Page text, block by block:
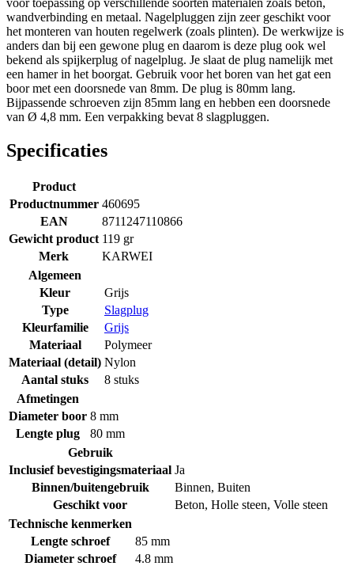
wandverbinding en metaal. Nagelpluggen zijn zeer geschikt voor
het monteren van houten regelwerk (zoals plinten). De werkwijze is
anders dan bij een gewone plug en daarom is deze plug ook wel
bekend als spijkerplug of nagelplug. Je slaat de plug namelijk met
een hamer in het boorgat. Gebruik voor het boren van het gat een
boor met een doorsnede van 8mm. De plug is 80mm lang.
Bijpassende schroeven zijn 85mm lang en hebben een doorsnede
van Ø 4,8 mm. Een verpakking bevat 8 slagpluggen.
Specificaties
Product
Productnummer 460695
EAN
8711247110866
Gewicht product 119 gr
Merk
KARWEI
Algemeen
Kleur
Grijs
Type
Slagplug
Kleurfamilie
Grijs
Materiaal
Polymeer
Materiaal (detail) Nylon
Aantal stuks
8 stuks
Afmetingen
Diameter boor 8 mm
Lengte plug
80 mm
Gebruik
Inclusief bevestigingsmateriaal Ja
Binnen/buitengebruik
Binnen, Buiten
Geschikt voor
Beton, Holle steen, Volle steen
Technische kenmerken
Lengte schroef
85 mm
Diameter schroef
4.8 mm